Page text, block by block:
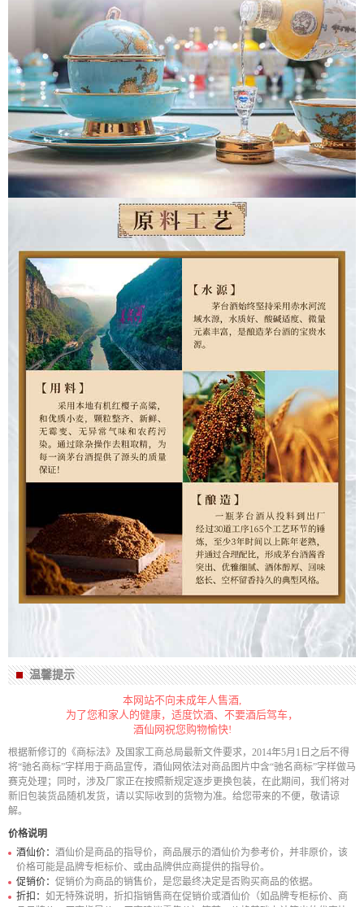
温馨提示
本网站不向未成年人售酒,
为了您和家人的健康，适度饮酒、不要酒后驾车，
酒仙网祝您购物愉快!
根据新修订的《商标法》及国家工商总局最新文件要求，2014年5月1日之后不得
将“驰名商标”字样用于商品宣传，酒仙网依法对商品图片中含“驰名商标”字样做马
赛克处理；同时，涉及厂家正在按照新规定逐步更换包装，在此期间，我们将对
新旧包装货品随机发货，请以实际收到的货物为准。给您带来的不便，敬请谅
解。
价格说明
酒仙价： 酒仙价是商品的指导价，商品展示的酒仙价为参考价，并非原价，该
价格可能是品牌专柜标价、或由品牌供应商提供的指导价。
促销价： 促销价为商品的销售价，是您最终决定是否购买商品的依据。
折扣： 如无特殊说明，折扣指销售商在促销价或酒仙价（如品牌专柜标价、商